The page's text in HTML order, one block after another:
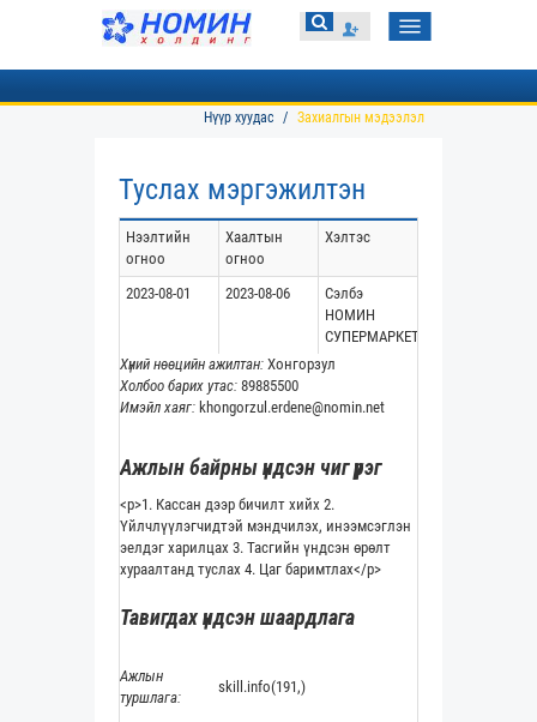
Toggle
navigation
Нүүр хуудас Захиалгын мэдээлэл
Туслах мэргэжилтэн
Нээлтийн
огноо
Хаалтын
огноо
Хэлтэс
2023-08-01 2023-08-06
Сэлбэ
НОМИН
СУПЕРМАРКЕТ
Хүний нөөцийн ажилтан: Хонгорзул
Холбоо барих утас: 89885500
Имэйл хаяг: khongorzul.erdene@nomin.net
Ажлын байрны үндсэн чиг үүрэг
<p>1. Кассан дээр бичилт хийх 2.
Үйлчлүүлэгчидтэй мэндчилэх, инээмсэглэн
эелдэг харилцах 3. Тасгийн үндсэн өрөлт
хураалтанд туслах 4. Цаг баримтлах</p>
Тавигдах үндсэн шаардлага
Ажлын
туршлага:
skill.info(191,)